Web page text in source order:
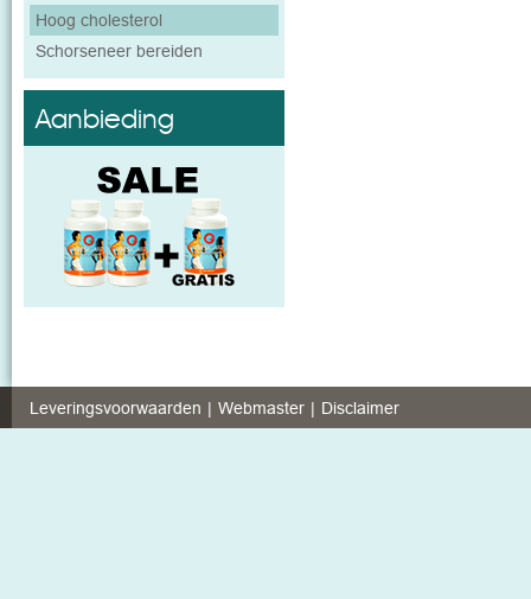
Hoog cholesterol
Schorseneer bereiden
Aanbieding
Leveringsvoorwaarden Webmaster Disclaimer